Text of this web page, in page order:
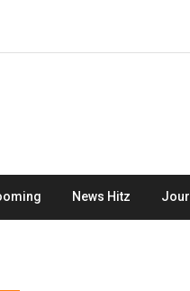
News Hitz